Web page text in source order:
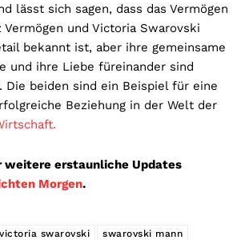
lässt sich sagen, dass das Vermögen
Vermögen und Victoria Swarovski
bekannt ist, aber ihre gemeinsame
und ihre Liebe füreinander sind
Die beiden sind ein Beispiel für eine
Beziehung in der Welt der
weitere erstaunliche Updates
Morgen.
swarovski
swarovski mann